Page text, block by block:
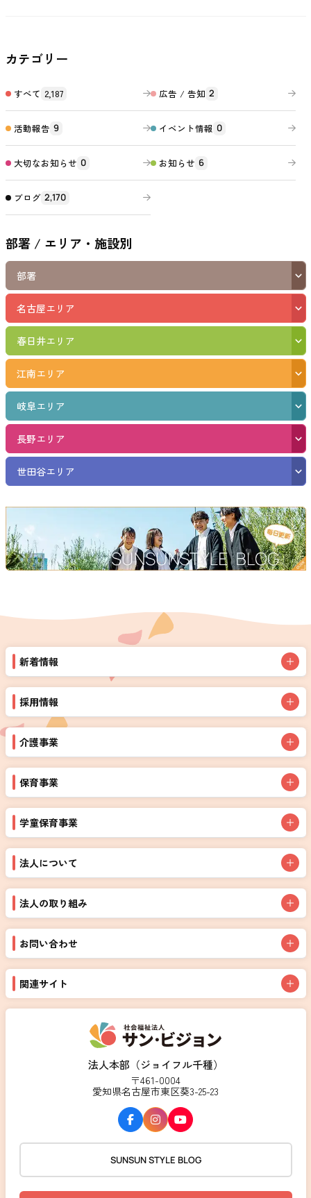
カテゴリー
すべて 2,187 広告 / 告知 2
活動報告 9 イベント情報 0
大切なお知らせ 0 お知らせ 6
ブログ 2,170
部署 / エリア・施設別
部署
名古屋エリア
春日井エリア
江南エリア
岐阜エリア
長野エリア
世田谷エリア
法人本部（ジョイフル千種）
〒461-0004
愛知県名古屋市東区葵3-25-23
SUNSUN STYLE BLOG
新着情報
採用情報
介護事業
保育事業
学童保育事業
法人について
法人の取り組み
お問い合わせ
関連サイト